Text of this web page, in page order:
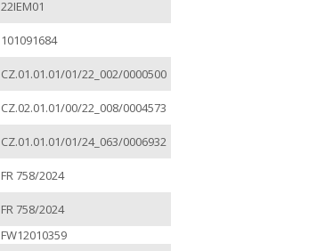
22IEM01
101091684
CZ.01.01.01/01/22_002/0000500
CZ.02.01.01/00/22_008/0004573
CZ.01.01.01/01/24_063/0006932
FR 758/2024
FR 758/2024
FW12010359